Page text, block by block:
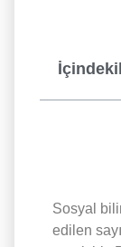
Sosyal
edilen